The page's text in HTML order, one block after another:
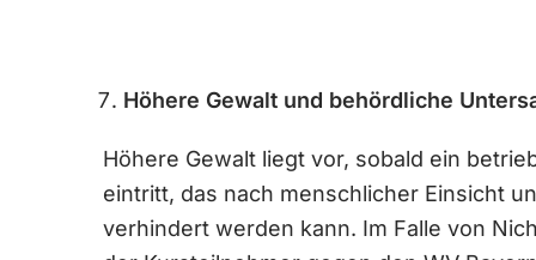
Höhere Gewalt und behördliche
Höhere Gewalt liegt vor, sobald ein
eintritt, das nach menschlicher Einsicht
verhindert werden kann. Im Falle von